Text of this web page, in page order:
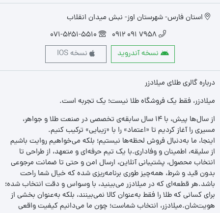
استان فارس- شهرستان اوز- نبش میدان انقلاب
7958 091 0912
071-5251-5510
نسخه آندروید
نسخه IOS
درباره گالری طلای میلادزر
میلادزر، فقط یک فروشگاه طلا نیست؛ یک تجربه‌ است.
از سال‌ها پیش، با ۱۴ سال سابقه‌ی تخصصی در صنعت طلا و جواهر،
مسیری را آغاز کردیم تا «اعتماد» را با «زیبایی» ترکیب کنیم.
اینجا، ما به‌دنبال فروش لحظه‌ها نیستیم؛ بلکه می‌خواهیم روایت باشیم
از سلیقه، اطمینان و وفاداری.با یک تیم حرفه‌ای و متعهد، از طراحی تا
انتخاب محصول، پشتیبانی آنلاین، ارسال امن و حتی تا ضمانت مرجوعی
بدون قید و شرط، همه‌چیز طوری برنامه‌ریزی شده که خیال شما راحت
باشد.هر قطعه‌ای که در میلادزر می‌بینید، با وسواس و دقت انتخاب شده؛
برای کسانی که طلا را فقط به‌عنوان کالا نمی‌بینند، بلکه به‌عنوان بخشی از
هویت‌شان.میلادزر، انتخاب شماست؛ چون ما می‌دانیم کیفیت واقعی